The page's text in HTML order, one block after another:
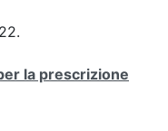
la prescrizione